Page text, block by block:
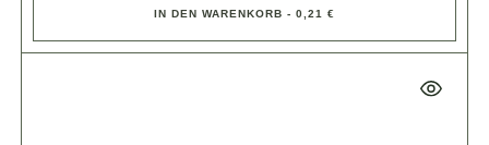
IN DEN WARENKORB - 0,21 €